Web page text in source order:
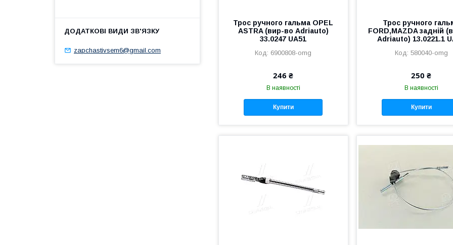
Трос ручного гальма OPEL
ASTRA (вир-во Adriauto)
33.0247 UA51
6900808-omg
246 ₴
В наявності
Купити
Трос ручного
FORD,MAZDA задній
Adriauto) 13.0221.1
580040-omg
250 ₴
В наявності
Купити
zapchastivsem6@gmail.com